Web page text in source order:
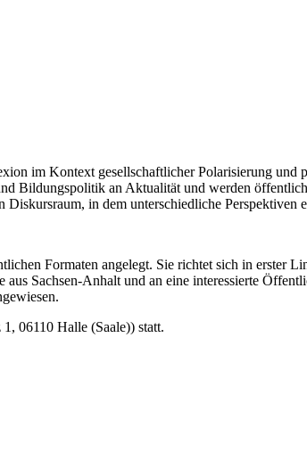
im Kontext gesellschaftlicher Polarisierung
Bildungspolitik an Aktualität und werden
in dem unterschiedliche Perspektiven
Formaten angelegt. Sie richtet sich in erster
Sachsen-Anhalt und an eine interessierte
06110 Halle (Saale)) statt.